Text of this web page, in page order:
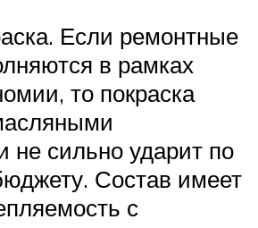
Если ремонтные
в рамках
то покраска
не сильно ударит по
Состав имеет
с